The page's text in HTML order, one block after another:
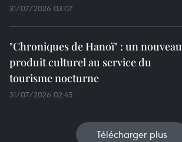
31/07/2026 03:07
"Chroniques de Hanoï" : un nouveau
produit culturel au service du
tourisme nocturne
31/07/2026 02:45
Télécharger plus